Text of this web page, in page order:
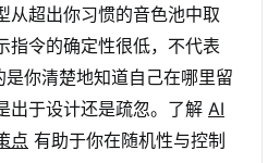
从超出你习惯的音色池中取
指令的确定性很低，不代表
是你清楚地知道自己在哪里留
出于设计还是疏忽。了解 AI
点 有助于你在随机性与控制